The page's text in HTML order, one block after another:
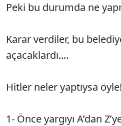
Peki bu durumda ne
Karar verdiler, bu
açacaklardı....
Hitler neler yaptıysa öyle!
1- Önce yargıyı A’dan